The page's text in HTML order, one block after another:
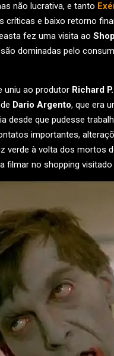
não lucrativa, e tanto
e baixo retorno
fez uma visita ao
dominadas pelo
uniu ao produtor Richard
Dario Argento, que era
desde que pudesse
importantes,
verde à volta dos mortos
filmar no shopping